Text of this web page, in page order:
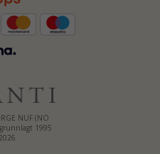
NUF (NO
1995